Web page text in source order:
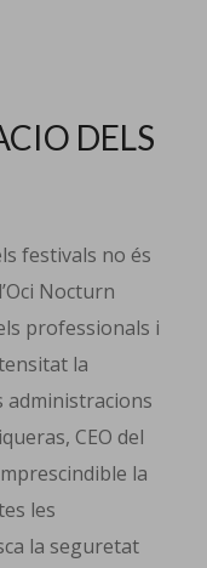
DELS
festivals no és
Nocturn
professionals i
la
administracions
CEO del
la
les
la seguretat